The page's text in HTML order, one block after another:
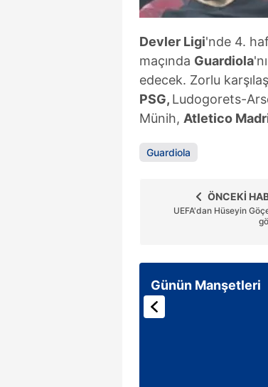
Devler Ligi'nde 4.
maçında Guardiola
edecek. Zorlu
PSG, Ludogorets-
Münih, Atletico
Guardiola
ÖNCEKİ
UEFA'dan Hüseyin
Günün Manşetleri